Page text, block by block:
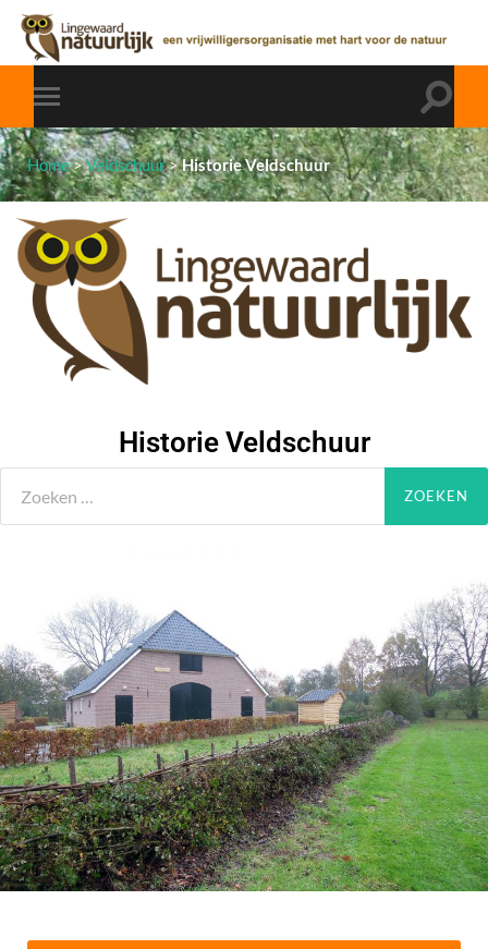
Home>Veldschuur>Historie Veldschuur
Historie Veldschuur